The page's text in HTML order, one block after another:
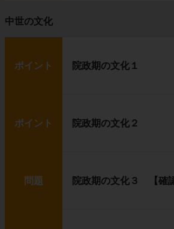
中世の文化
ポイント 院政期の文化１
ポイント 院政期の文化２
問題 院政期の文化３ 【確